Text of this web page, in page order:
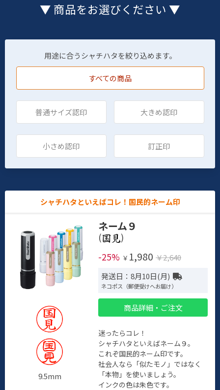
▼ 商品をお選びください ▼
用途に合うシャチハタを絞り込めます。
すべての商品
普通サイズ認印 大きめ認印
小さめ認印 訂正印
シャチハタといえばコレ！国民的ネーム印
9.5mm
ネーム９
(
)
-25% ￥ 1,980 ￥2,640
発送日：8月10日(月)
ネコポス（郵便受けへお届け）
商品詳細・ご注文
迷ったらコレ！
シャチハタといえばネーム９。
これぞ国民的ネーム印です。
社会人なら「似たモノ」ではなく
「本物」を使いましょう。
インクの色は朱色です。